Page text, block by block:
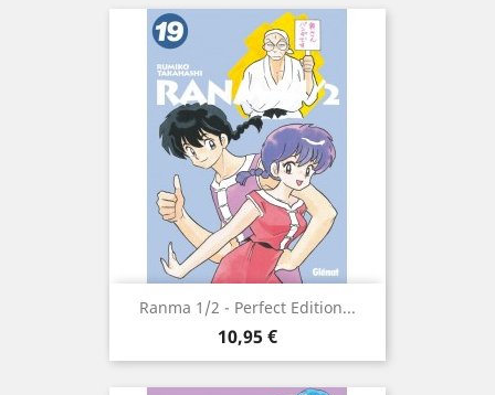
Ranma 1/2 - Perfect Edition...
Prix
10,95 €